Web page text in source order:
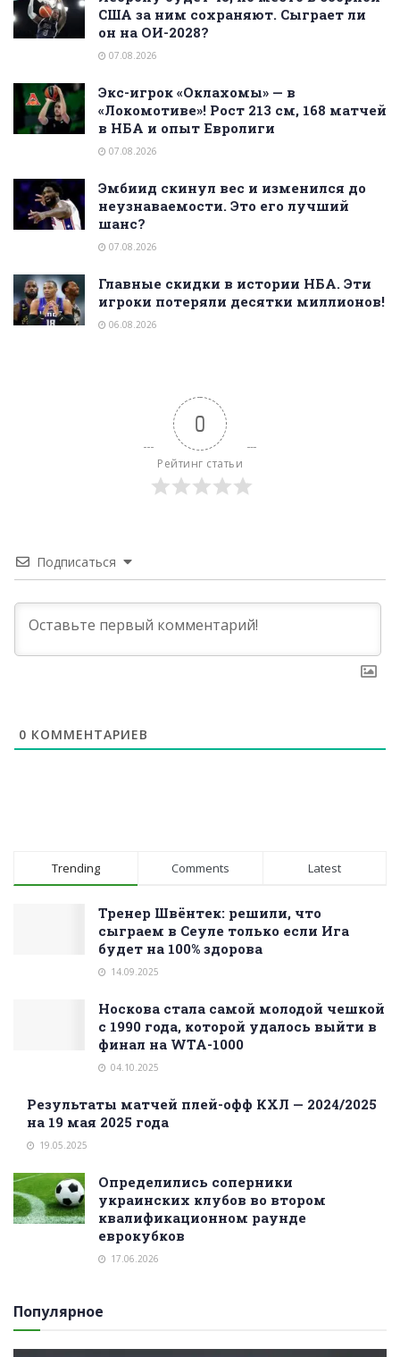
США за ним сохраняют. Сыграет ли
он на ОИ-2028?
07.08.2026
Экс-игрок «Оклахомы» — в
«Локомотиве»! Рост 213 см, 168 матчей
в НБА и опыт Евролиги
07.08.2026
Эмбиид скинул вес и изменился до
неузнаваемости. Это его лучший
шанс?
07.08.2026
Главные скидки в истории НБА. Эти
игроки потеряли десятки миллионов!
06.08.2026
0
Рейтинг статьи
Подписаться
0 КОММЕНТАРИЕВ
Trending Comments Latest
Тренер Швёнтек: решили, что
сыграем в Сеуле только если Ига
будет на 100% здорова
14.09.2025
Носкова стала самой молодой чешкой
с 1990 года, которой удалось выйти в
финал на WTA-1000
04.10.2025
Результаты матчей плей-офф КХЛ — 2024/2025
на 19 мая 2025 года
19.05.2025
Определились соперники
украинских клубов во втором
квалификационном раунде
еврокубков
17.06.2026
Популярное